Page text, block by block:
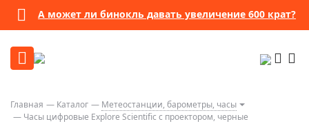
А может ли бинокль давать увеличение 600 крат?
Главная Каталог
Метеостанции, барометры, часы
Часы цифровые Explore Scientific с проектором, черные